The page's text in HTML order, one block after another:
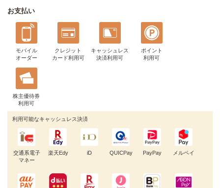
お支払い
モバイル
オーダー
クレジット
カード利用可
キャッシュレス
決済利用可
ポイント
利用可
株主優待券
利用可
利用可能なキャッシュレス決済
交通系電子
マネー
楽天Edy iD QUICPay PayPay メルペイ